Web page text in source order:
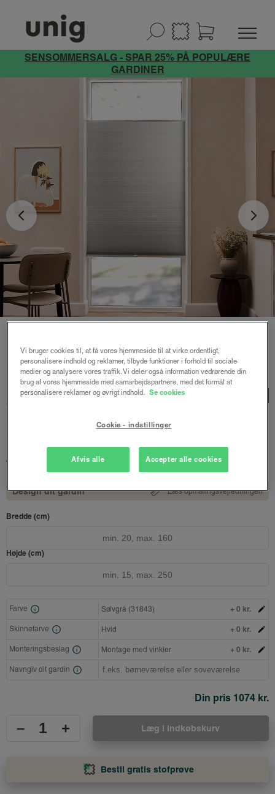
SENSOMMERSALG - SPAR 25% PÅ POPULÆRE
GARDINER
Forside Plisségardiner / Astrid plisségardin up and down
Astrid plisségardin up and
fra
Design dit gardin Læs opmålingsvejledningen
Bredde (cm)
Højde (cm)
Farve Sølvgrå (31843) + 0 kr.
Skinnefarve Hvid + 0 kr.
Monteringsbeslag Montage med vinkler + 0 kr.
Navngiv dit gardin
Din pris 1074 kr.
– + Læg i indkøbskurv
Bestil gratis stofprøve
Vi bruger cookies til, at få vores hjemmeside til at virke ordentligt,
personalisere indhold og reklamer, tilbyde funktioner i forhold til sociale
medier og analysere vores traffik. Vi deler også information vedrørende din
brug af vores hjemmeside med samarbejdspartnere, med det formål at
personalisere reklamer og øvrigt indhold. Se cookies
Cookie - indstillinger
Afvis alle Accepter alle cookies